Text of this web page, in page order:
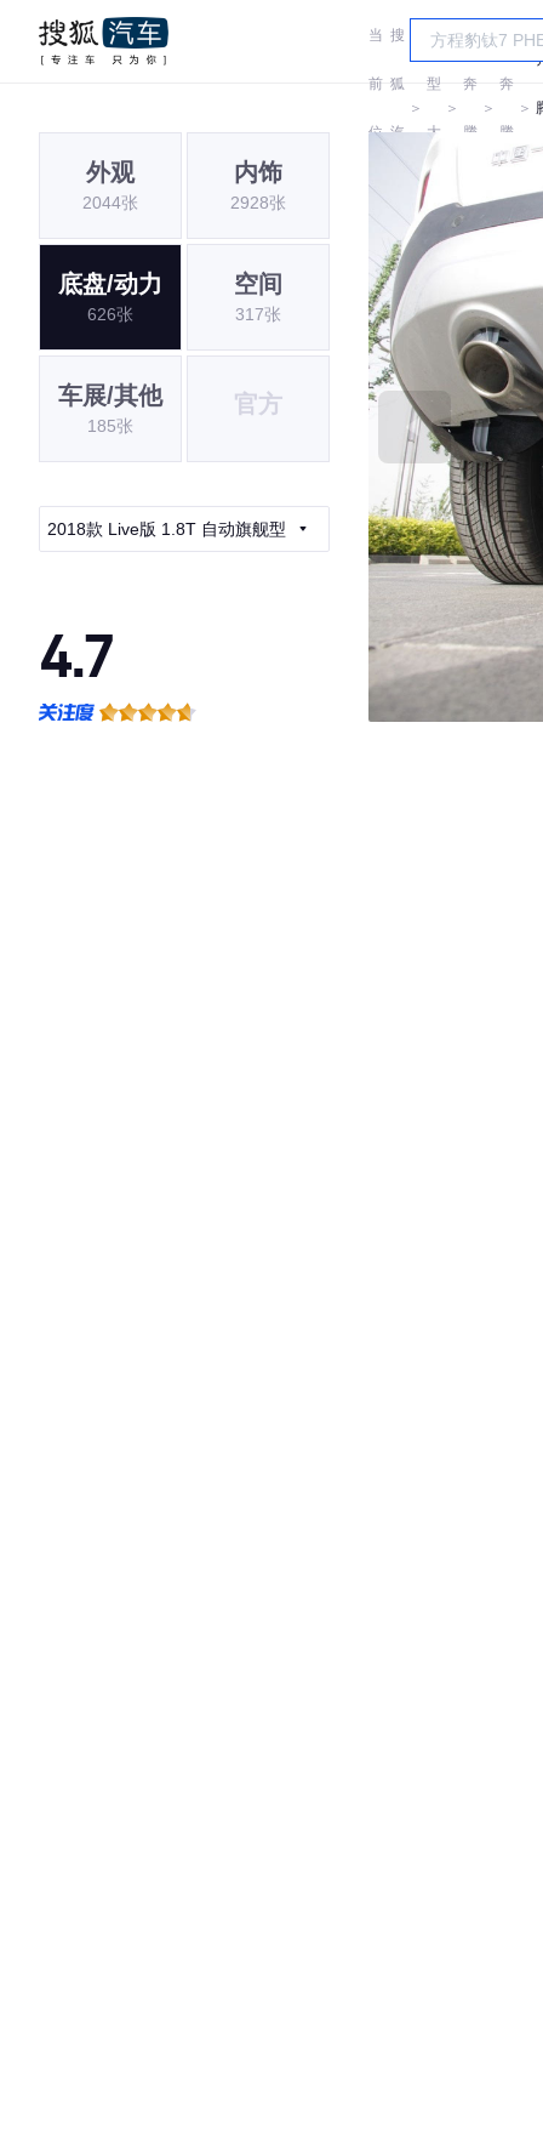
当
前
位
搜
狐
汽
＞
车
型
大
全
＞
奔
腾
＞
奔
腾
＞
外观
2044张
内饰
2928张
底盘/动力
626张
空间
317张
车展/其他
185张
官方
2018款 Live版 1.8T 自动旗舰型
4.7